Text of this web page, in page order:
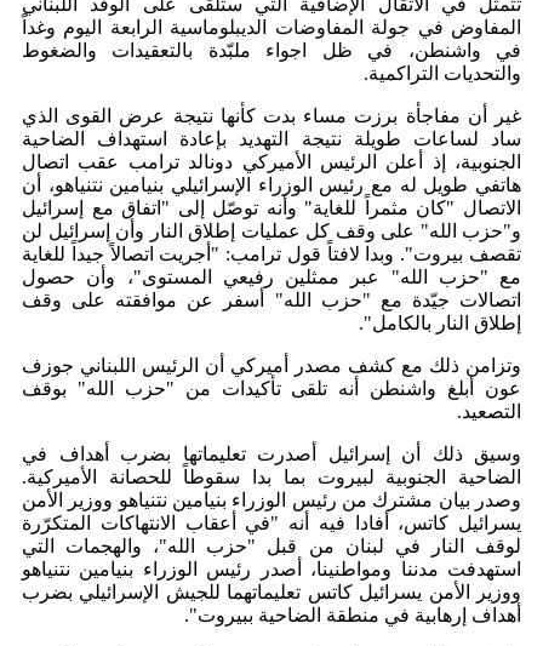
تتمثّل في الاثقال الإضافية التي ستلقى على الوفد اللبناني
المفاوض في جولة المفاوضات الديبلوماسية الرابعة اليوم وغداً
في واشنطن، في ظل اجواء ملبّدة بالتعقيدات والضغوط
والتحديات التراكمية.
غير أن مفاجأة برزت مساء بدت كأنها نتيجة عرض القوى الذي
ساد لساعات طويلة نتيجة التهديد بإعادة استهداف الضاحية
الجنوبية، إذ أعلن الرئيس الأميركي دونالد ترامب عقب اتصال
هاتفي طويل له مع رئيس الوزراء الإسرائيلي بنيامين نتنياهو، أن
الاتصال "كان مثمراً للغاية" وأنه توصّل إلى "اتفاق مع إسرائيل
و"حزب الله" على وقف كل عمليات إطلاق النار وأن إسرائيل لن
تقصف بيروت". وبدا لافتاً قول ترامب: "أجريت اتصالاً جيداً للغاية
مع "حزب الله" عبر ممثلين رفيعي المستوى"، وأن حصول
اتصالات جيّدة مع "حزب الله" أسفر عن موافقته على وقف
إطلاق النار بالكامل".
وتزامن ذلك مع كشف مصدر أميركي أن الرئيس اللبناني جوزف
عون أبلغ واشنطن أنه تلقى تأكيدات من "حزب الله" بوقف
التصعيد.
وسيق ذلك أن إسرائيل أصدرت تعليماتها بضرب أهداف في
الضاحية الجنوبية لبيروت بما بدا سقوطاً للحصانة الأميركية.
وصدر بيان مشترك من رئيس الوزراء بنيامين نتنياهو ووزير الأمن
يسرائيل كاتس، أفادا فيه أنه "في أعقاب الانتهاكات المتكرّرة
لوقف النار في لبنان من قبل "حزب الله"، والهجمات التي
استهدفت مدننا ومواطنينا، أصدر رئيس الوزراء بنيامين نتنياهو
ووزير الأمن يسرائيل كاتس تعليماتهما للجيش الإسرائيلي بضرب
أهداف إرهابية في منطقة الضاحية ببيروت".